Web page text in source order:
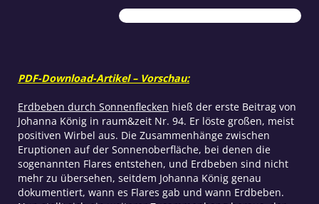
Sonnenflecken?
Menge
PDF-Download-Artikel – Vorschau:
Erdbeben durch Sonnenflecken hieß der erste Beitrag von
Johanna König in raum&zeit Nr. 94. Er löste großen, meist
positiven Wirbel aus. Die Zusammenhänge zwischen
Eruptionen auf der Sonnenoberfläche, bei denen die
sogenannten Flares entstehen, und Erdbeben sind nicht
mehr zu übersehen, seitdem Johanna König genau
dokumentiert, wann es Flares gab und wann Erdbeben.